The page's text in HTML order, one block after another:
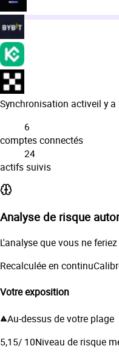
Synchronisation activeil y
6
comptes connectés
24
actifs suivis
Analyse de risque
L'analyse que vous ne
Recalculée en continu
Votre exposition
Au-dessus de votre plage
5,15/ 10Niveau de risque